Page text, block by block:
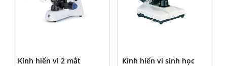
Kính hiển vi 2 mắt
Kính hiển vi sinh học